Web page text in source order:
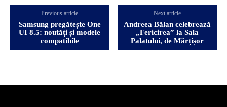
Previous article
Samsung pregătește One
UI 8.5: noutăți și modele
compatibile
Next article
Andreea Bălan celebrează
„Fericirea” la Sala
Palatului, de Mărțișor